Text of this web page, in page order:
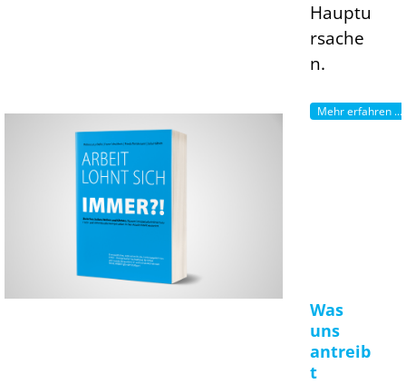
Hauptu
rsache
n.
Mehr erfahren ...
Was
uns
antreib
t